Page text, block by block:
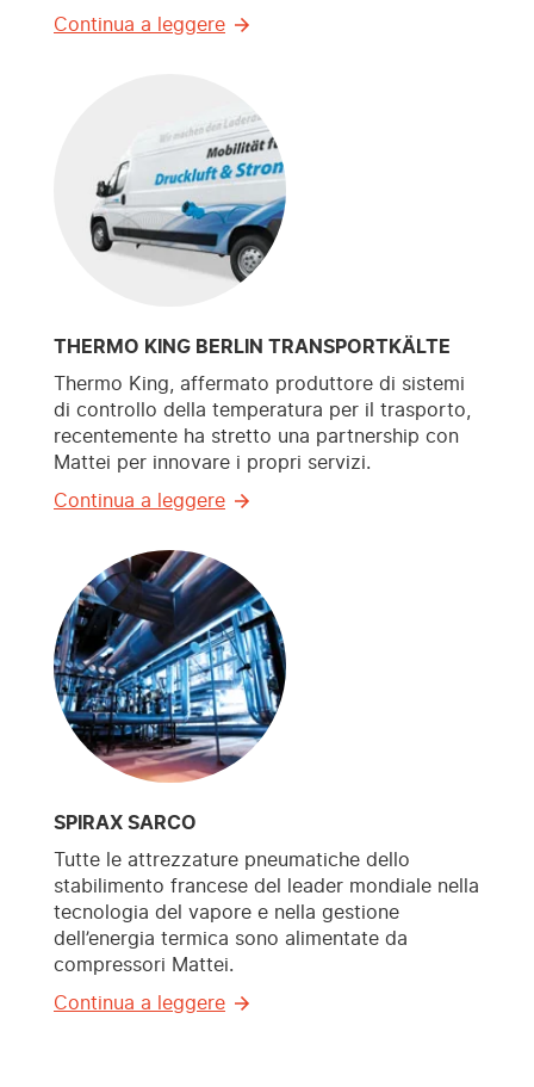
Continua a leggere
THERMO KING BERLIN TRANSPORTKÄLTE
Thermo King, affermato produttore di sistemi
di controllo della temperatura per il trasporto,
recentemente ha stretto una partnership con
Mattei per innovare i propri servizi.
Continua a leggere
SPIRAX SARCO
Tutte le attrezzature pneumatiche dello
stabilimento francese del leader mondiale nella
tecnologia del vapore e nella gestione
dell’energia termica sono alimentate da
compressori Mattei.
Continua a leggere